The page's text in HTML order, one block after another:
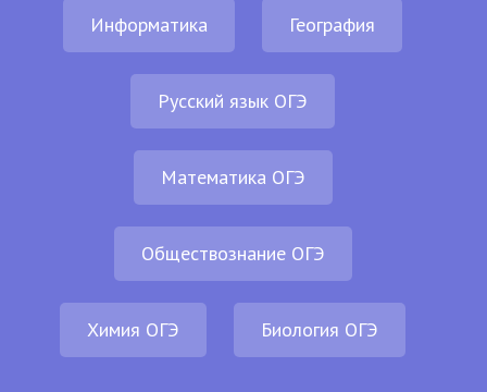
Информатика География
Русский язык ОГЭ
Математика ОГЭ
Обществознание ОГЭ
Химия ОГЭ Биология ОГЭ